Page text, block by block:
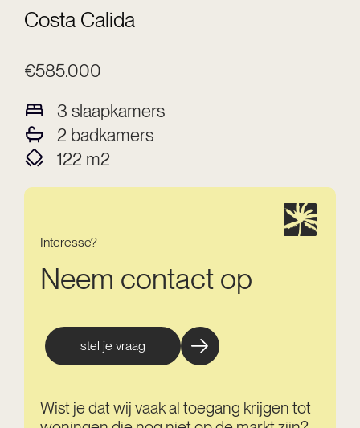
Costa Calida
€585.000
3 slaapkamers
2 badkamers
122 m2
Interesse?
Neem contact op
stel je vraag
Wist je dat wij vaak al toegang krijgen tot